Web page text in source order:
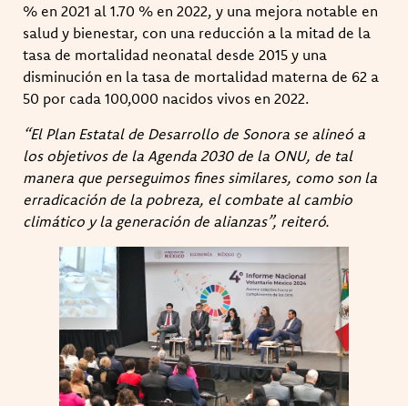
% en 2021 al 1.70 % en 2022, y una mejora notable en
salud y bienestar, con una reducción a la mitad de la
tasa de mortalidad neonatal desde 2015 y una
disminución en la tasa de mortalidad materna de 62 a
50 por cada 100,000 nacidos vivos en 2022.
“El Plan Estatal de Desarrollo de Sonora se alineó a
los objetivos de la Agenda 2030 de la ONU, de tal
manera que perseguimos fines similares, como son la
erradicación de la pobreza, el combate al cambio
climático y la generación de alianzas”, reiteró.